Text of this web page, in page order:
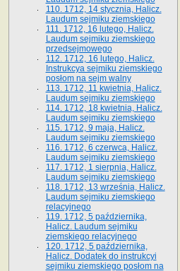
110. 1712, 14 stycznia, Halicz.
Laudum sejmiku ziemskiego
111. 1712, 16 lutego, Halicz.
Laudum sejmiku ziemskiego
przedsejmowego
112. 1712, 16 lutego, Halicz.
Instrukcya sejmiku ziemskiego
posłom na sejm walny
113. 1712, 11 kwietnia, Halicz.
Laudum sejmiku ziemskiego
114. 1712, 18 kwietnia, Halicz.
Laudum sejmiku ziemskiego
115. 1712, 9 maja, Halicz.
Laudum sejmiku ziemskiego
116. 1712, 6 czerwca, Halicz.
Laudum sejmiku ziemskiego
117. 1712, 1 sierpnia, Halicz.
Laudum sejmiku ziemskiego
118. 1712, 13 września, Halicz.
Laudum sejmiku ziemskiego
relacyjnego
119. 1712, 5 października,
Halicz. Laudum sejmiku
ziemskiego relacyjnego
120. 1712, 5 października,
Halicz. Dodatek do instrukcyi
sejmiku ziemskiego posłom na